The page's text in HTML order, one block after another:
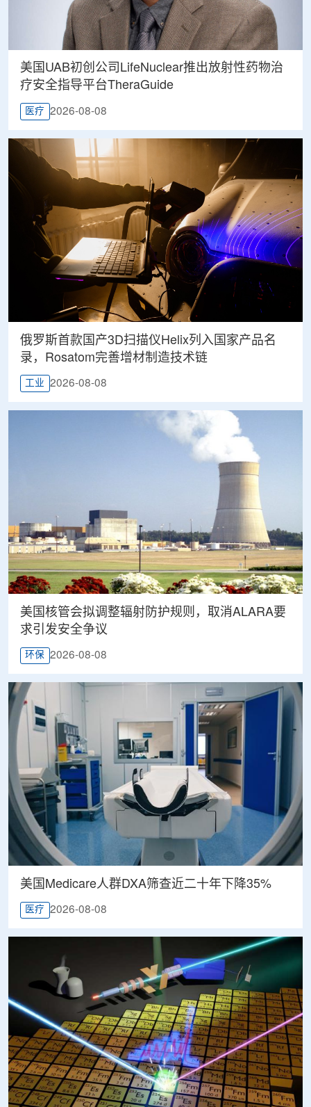
美国UAB初创公司LifeNuclear推出放射性药物治
疗安全指导平台TheraGuide
医疗 2026-08-08
俄罗斯首款国产3D扫描仪Helix列入国家产品名
录，Rosatom完善增材制造技术链
工业 2026-08-08
美国核管会拟调整辐射防护规则，取消ALARA要
求引发安全争议
环保 2026-08-08
美国Medicare人群DXA筛查近二十年下降35%
医疗 2026-08-08